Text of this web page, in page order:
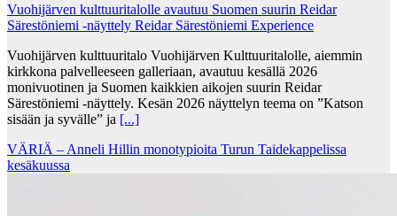
Vuohijärven kulttuuritalolle avautuu Suomen suurin Reidar
Särestöniemi -näyttely Reidar Särestöniemi Experience
Vuohijärven kulttuuritalo Vuohijärven Kulttuuritalolle, aiemmin
kirkkona palvelleeseen galleriaan, avautuu kesällä 2026
monivuotinen ja Suomen kaikkien aikojen suurin Reidar
Särestöniemi -näyttely. Kesän 2026 näyttelyn teema on ”Katson
sisään ja syvälle” ja [...]
VÄRIÄ – Anneli Hillin monotypioita Turun Taidekappelissa
kesäkuussa